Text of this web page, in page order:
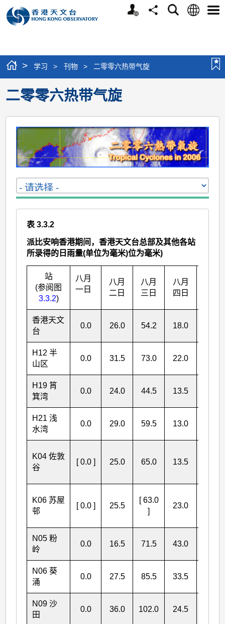
个
分
搜
语
选
> 学习 > 刊物 > 二零零六热带气旋
二零零六热带气旋
表 3.3.2
派比安响香港期间，香港天文台总部及其他各站
所录得的日雨量(单位为毫米)位为毫米)
站
(参阅图
3.3.2)
八月
一日
八月
二日
八月
三日
八月
四日
香港天文
台
0.0 26.0 54.2 18.0
H12 半
山区
0.0 31.5 73.0 22.0
H19 筲
箕湾
0.0 24.0 44.5 13.5
H21 浅
水湾
0.0 29.0 59.5 13.0
K04 佐敦
谷
[ 0.0 ] 25.0 65.0 13.5
K06 苏屋
邨
[ 0.0 ] 25.5
[ 63.0
]
23.0
N05 粉
岭
0.0 16.5 71.5 43.0
N06 葵
涌
0.0 27.5 85.5 33.5
N09 沙
田
0.0 36.0 102.0 24.5